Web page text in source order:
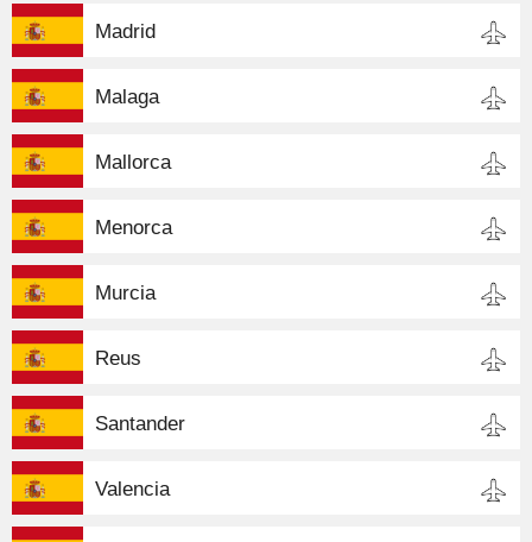
Madrid
Malaga
Mallorca
Menorca
Murcia
Reus
Santander
Valencia